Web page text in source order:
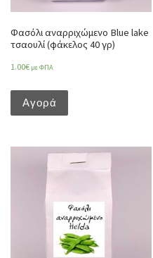
Φασόλι αναρριχώμενο Blue lake
τσαουλί (φάκελος 40 γρ)
1.00€ με ΦΠΑ
Αγορά